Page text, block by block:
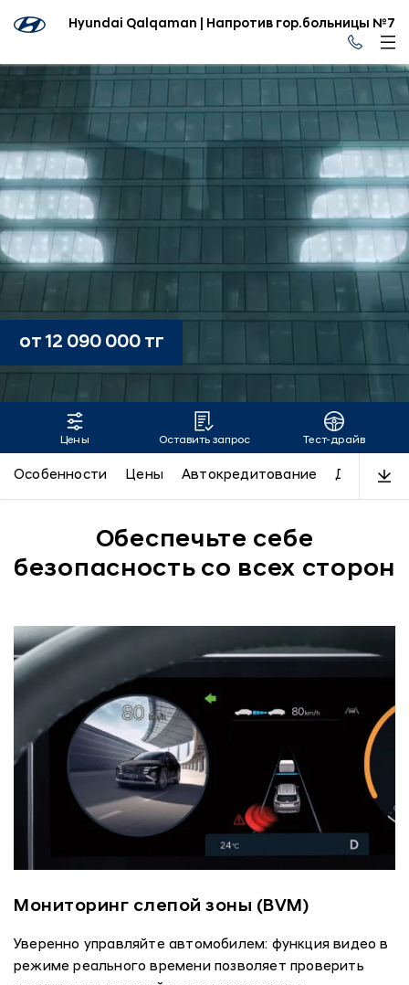
Hyundai Qalqaman | Напротив гор.больницы №7
TUCSON
от 12 090 000 тг
Цены Оставить запрос Тест-драйв
Особенности Цены Автокредитование Дизайн
Обеспечьте себе
безопасность со всех сторон
Мониторинг слепой зоны (BVM)
Уверенно управляйте автомобилем: функция видео в
режиме реального времени позволяет проверить